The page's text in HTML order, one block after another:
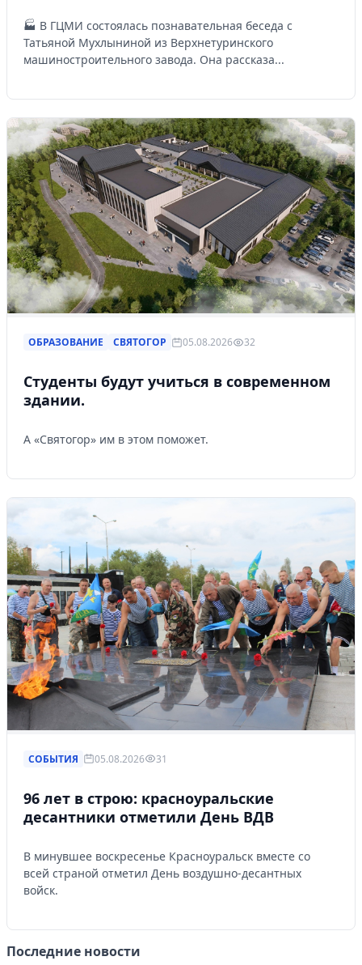
🏭 В ГЦМИ состоялась познавательная беседа с
Татьяной Мухлыниной из Верхнетуринского
машиностроительного завода. Она рассказа...
ОБРАЗОВАНИЕ СВЯТОГОР 05.08.2026 32
Студенты будут учиться в современном
здании.
А «Святогор» им в этом поможет.
СОБЫТИЯ 05.08.2026 31
96 лет в строю: красноуральские
десантники отметили День ВДВ
В минувшее воскресенье Красноуральск вместе со
всей страной отметил День воздушно-десантных
войск.
Последние новости